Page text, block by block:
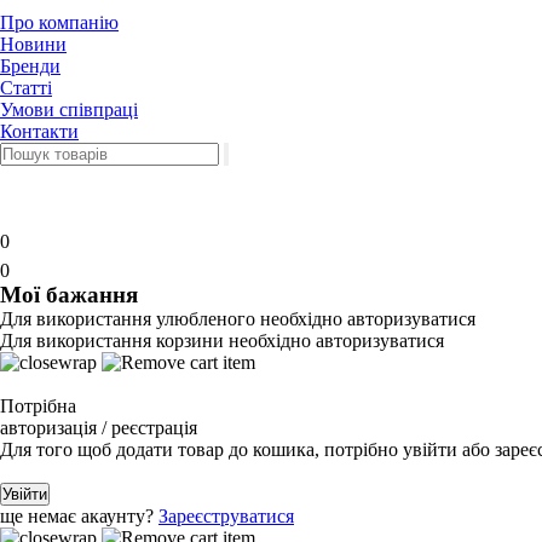
Про компанію
Новини
Бренди
Статті
Умови співпраці
Контакти
0
0
Мої бажання
Для використання улюбленого необхідно авторизуватися
Для використання корзини необхідно авторизуватися
Потрібна
авторизація / реєстрація
Для того щоб додати товар до кошика, потрібно увійти або
Увійти
ще немає акаунту? Зареєструватися